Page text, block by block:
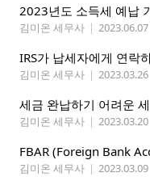
김미온 세무사 | 2023.06.07
김미온 세무사 | 2023.03.26
세금 완납하기 어려운
김미온 세무사 | 2023.03.20
김미온 세무사 | 2023.03.09